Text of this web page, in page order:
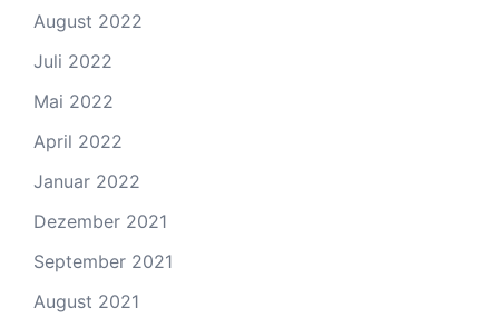
August 2022
Juli 2022
Mai 2022
April 2022
Januar 2022
Dezember 2021
September 2021
August 2021